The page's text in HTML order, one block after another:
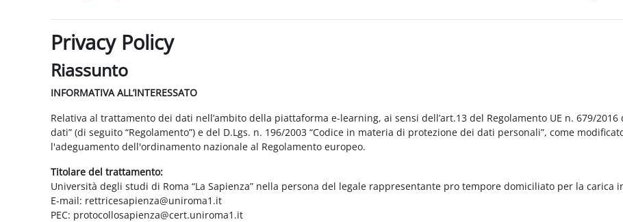
Privacy Policy
Riassunto
INFORMATIVA ALL’INTERESSATO
Relativa al trattamento dei dati nell’ambito della piattaforma e-learning, ai sensi dell’art.13 del Regolamento UE n. 679/
dati” (di seguito “Regolamento”) e del D.Lgs. n. 196/2003 “Codice in materia di protezione dei dati personali”, come
l'adeguamento dell'ordinamento nazionale al Regolamento europeo.
Titolare del trattamento:
Università degli studi di Roma “La Sapienza” nella persona del legale rappresentante pro tempore domiciliato per la carica
E-mail: rettricesapienza@uniroma1.it
PEC: protocollosapienza@cert.uniroma1.it